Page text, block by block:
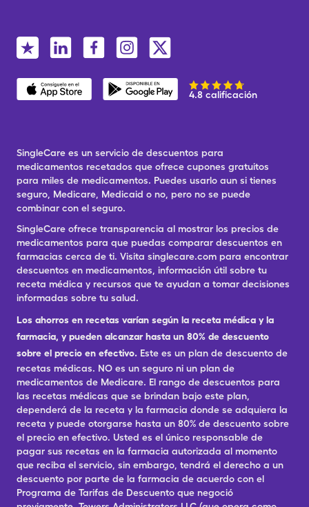
4.8 calificación
SingleCare es un servicio de descuentos para
medicamentos recetados que ofrece cupones gratuitos
para miles de medicamentos. Puedes usarlo aun si tienes
seguro, Medicare, Medicaid o no, pero no se puede
combinar con el seguro.
SingleCare ofrece transparencia al mostrar los precios de
medicamentos para que puedas comparar descuentos en
farmacias cerca de ti. Visita singlecare.com para encontrar
descuentos en medicamentos, información útil sobre tu
receta médica y recursos que te ayudan a tomar decisiones
informadas sobre tu salud.
Los ahorros en recetas varían según la receta médica y la
farmacia, y pueden alcanzar hasta un 80% de descuento
sobre el precio en efectivo. Este es un plan de descuento de
recetas médicas. NO es un seguro ni un plan de
medicamentos de Medicare. El rango de descuentos para
las recetas médicas que se brindan bajo este plan,
dependerá de la receta y la farmacia donde se adquiera la
receta y puede otorgarse hasta un 80% de descuento sobre
el precio en efectivo. Usted es el único responsable de
pagar sus recetas en la farmacia autorizada al momento
que reciba el servicio, sin embargo, tendrá el derecho a un
descuento por parte de la farmacia de acuerdo con el
Programa de Tarifas de Descuento que negoció